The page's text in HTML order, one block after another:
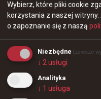
# launx wojteq godzinę temu
lauNX nabawił się
lauNXcs_
Dla wszystkich,
ostatnio
nadzieję, że
Apogee zgarnęło
samych pistoletach
Wybierz, które pliki cookie
korzystania z naszej witryny.
o zapoznanie się z naszą
Niezbędne (zawsze
↓ 2usługi
Analityka
↓ 1 usługa